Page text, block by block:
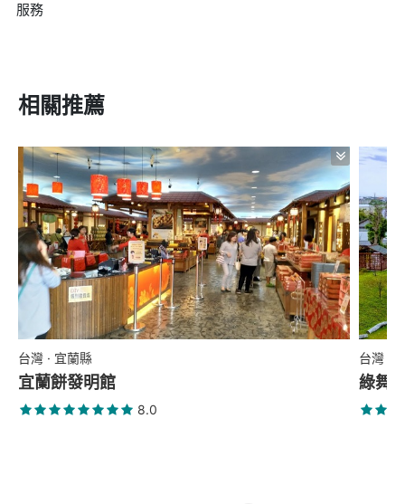
服務
相關推薦
台灣 · 宜蘭縣
宜蘭餅發明館
8.0
台灣 ·
綠舞